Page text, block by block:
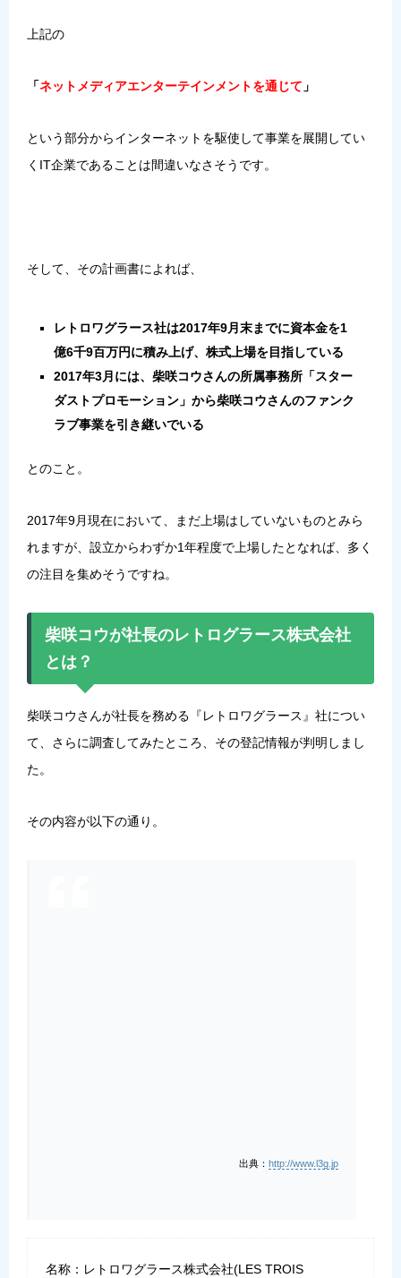
上記の
「ネットメディアエンターテインメントを通じて 」
という部分からインターネットを駆使して事業を展開してい
くIT企業であることは間違いなさそうです。
そして、その計画書によれば、
レトロワグラース社は2017年9月末までに資本金を1
億6千9百万円に積み上げ、株式上場を目指している
2017年3月には、柴咲コウさんの所属事務所「スター
ダストプロモーション」から柴咲コウさんのファンク
ラブ事業を引き継いでいる
とのこと。
2017年9月現在において、まだ上場はしていないものとみら
れますが、設立からわずか1年程度で上場したとなれば、多く
の注目を集めそうですね。
柴咲コウが社長のレトログラース株式会社
とは？
柴咲コウさんが社長を務める『レトロワグラース』社につい
て、さらに調査してみたところ、その登記情報が判明しまし
た。
その内容が以下の通り。
出典： http://www.l3g.jp
名称：レトロワグラース株式会社(LES TROIS